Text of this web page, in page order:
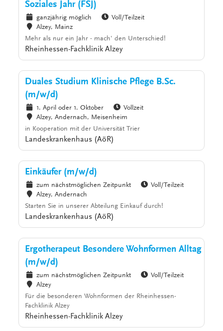
Soziales Jahr (FSJ)
ganzjährig möglich
Voll/Teilzeit
Alzey, Mainz
Mehr als nur ein Jahr - mach' den Unterschied!
Rheinhessen-Fachklinik Alzey
Duales Studium Klinische Pflege B.Sc.
(m/w/d)
1. April oder 1. Oktober
Vollzeit
Alzey, Andernach, Meisenheim
in Kooperation mit der Universität Trier
Landeskrankenhaus (AöR)
Einkäufer (m/w/d)
zum nächstmöglichen Zeitpunkt
Voll/Teilzeit
Alzey, Andernach
Starten Sie in unserer Abteilung Einkauf durch!
Landeskrankenhaus (AöR)
Ergotherapeut Besondere Wohnformen Alltag
(m/w/d)
zum nächstmöglichen Zeitpunkt
Voll/Teilzeit
Alzey
Für die besonderen Wohnformen der Rheinhessen-
Fachklinik Alzey
Rheinhessen-Fachklinik Alzey